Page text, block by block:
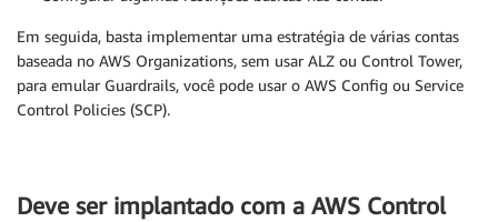
Em seguida, basta implementar uma estratégia de várias contas
baseada no AWS Organizations, sem usar ALZ ou Control Tower,
para emular Guardrails, você pode usar o AWS Config ou Service
Control Policies (SCP).
Deve ser implantado com a AWS Control